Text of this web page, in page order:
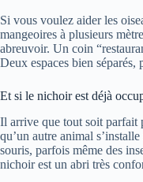
Si vous voulez aider les
mangeoires à plusieurs
abreuvoir. Un coin
Deux espaces bien séparés,
Et si le nichoir est déjà
Il arrive que tout soit parfait
qu’un autre animal
souris, parfois même des
nichoir est un abri très